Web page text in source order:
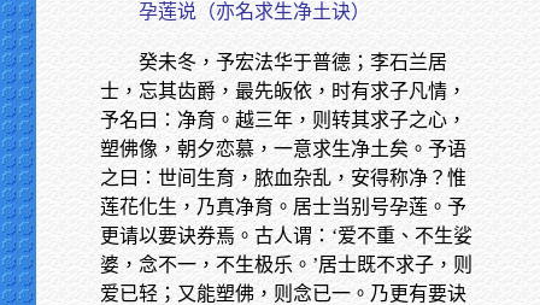
孕莲说（亦名求生净土诀）
癸未冬，予宏法华于普德；李石兰居
士，忘其齿爵，最先皈依，时有求子凡情，
予名曰：净育。越三年，则转其求子之心，
塑佛像，朝夕恋慕，一意求生净土矣。予语
之曰：世间生育，脓血杂乱，安得称净？惟
莲花化生，乃真净育。居士当别号孕莲。予
更请以要诀券焉。古人谓：‘爱不重、不生娑
婆，念不一，不生极乐。’居士既不求子，则
爱已轻；又能塑佛，则念已一。乃更有要诀